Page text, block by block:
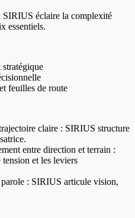
SIRIUS éclaire la complexité
essentiels.
feuilles de route
claire : SIRIUS structure
entre direction et terrain :
et les leviers
: SIRIUS articule vision,